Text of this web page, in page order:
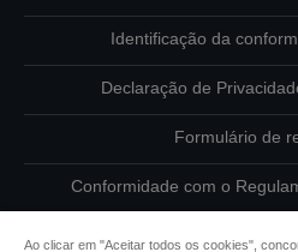
Identificação da
Declaração de
Formulário de
Conformidade com o
Ao clicar em "Aceitar todos os cookies",